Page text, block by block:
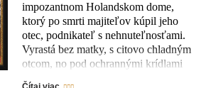
impozantnom Holandskom dome,
ktorý po smrti majiteľov kúpil jeho
otec, podnikateľ s nehnuteľnosťami.
Vyrastá bez matky, s citovo chladným
otcom, no pod ochrannými krídlami